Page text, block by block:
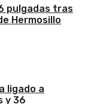
pulgadas tras
Hermosillo
ligado a
y 36